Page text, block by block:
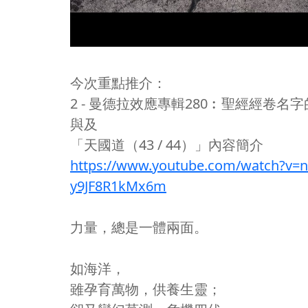
今次重點推介：
2 - 曼德拉效應專輯280︰聖經經卷名
與及
「天國道（43 / 44）」內容簡介
https://www.youtube.com/
y9JF8R1kMx6m
力量，總是一體兩面。
如海洋，
雖孕育萬物，供養生靈；